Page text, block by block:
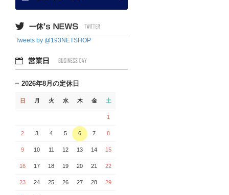
Tweets by @193NETSHOP
2026年8月の定休日
日 月 火 水 木 金 土
1
2 3 4 5 6 7 8
9 10 11 12 13 14 15
16 17 18 19 20 21 22
23 24 25 26 27 28 29